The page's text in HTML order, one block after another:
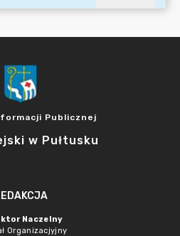
Publicznej
w Pułtusku
Naczelny
Organizacjyjny